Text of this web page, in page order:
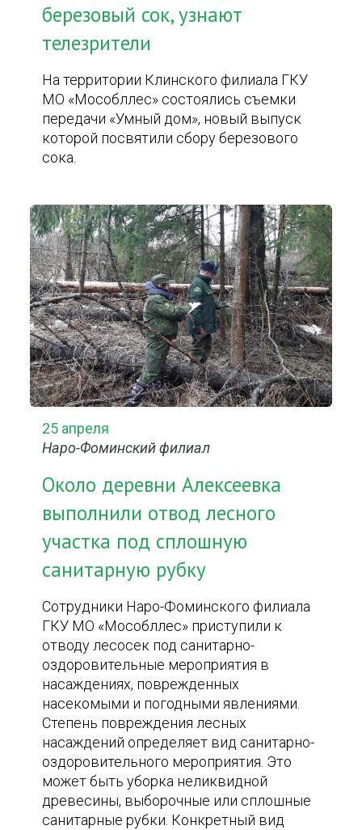
березовый сок, узнают
телезрители
На территории Клинского филиала ГКУ
МО «Мособллес» состоялись съемки
передачи «Умный дом», новый выпуск
которой посвятили сбору березового
сока.
25 апреля
Наро-Фоминский филиал
Около деревни Алексеевка
выполнили отвод лесного
участка под сплошную
санитарную рубку
Сотрудники Наро-Фоминского филиала
ГКУ МО «Мособллес» приступили к
отводу лесосек под санитарно-
оздоровительные мероприятия в
насаждениях, поврежденных
насекомыми и погодными явлениями.
Степень повреждения лесных
насаждений определяет вид санитарно-
оздоровительного мероприятия. Это
может быть уборка неликвидной
древесины, выборочные или сплошные
санитарные рубки. Конкретный вид